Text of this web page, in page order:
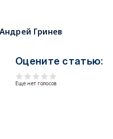
Андрей Гринев
Оцените статью:
Еще нет голосов